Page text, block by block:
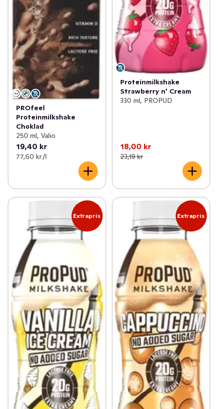
PROfeel
Proteinmilkshake
Choklad
250 ml, Valio
19,40 kr
77,60 kr /l
Proteinmilkshake
Strawberry n' Cream
330 ml, PROPUD
18,00 kr
23,19 kr
Extrapris Extrapris